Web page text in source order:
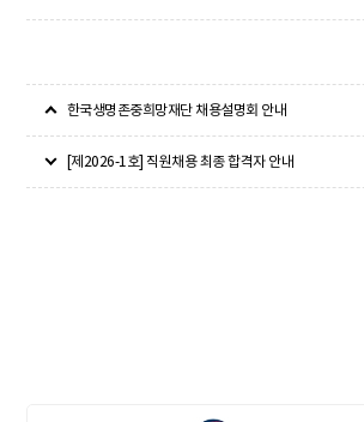
한국생명존중희망재단 채용설명회 안내
[제2026-1호] 직원채용 최종 합격자 안내